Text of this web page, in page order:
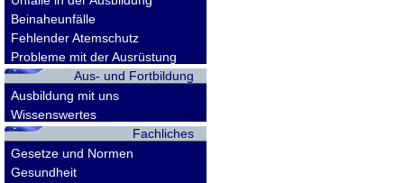
Beinaheunfälle
Fehlender Atemschutz
Probleme mit der Ausrüstung
Aus- und Fortbildung
Ausbildung mit uns
Wissenswertes
Fachliches
Gesetze und Normen
Gesundheit